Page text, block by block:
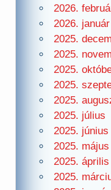
2026.
2026. január
2025.
2025.
2025.
2025.
2025.
2025. július
2025. június
2025. május
2025. április
2025.